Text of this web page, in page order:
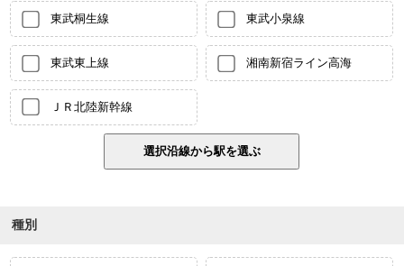
東武桐生線 東武小泉線
東武東上線 湘南新宿ライン高海
ＪＲ北陸新幹線
種別